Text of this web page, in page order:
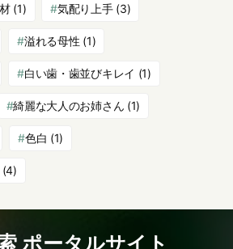
(1) 気配り上手(3)
溢れる母性 (1)
白い歯・歯並びキレイ (1)
綺麗な大人のお姉さん (1)
色白 (1)
(4)
ポータルサイト